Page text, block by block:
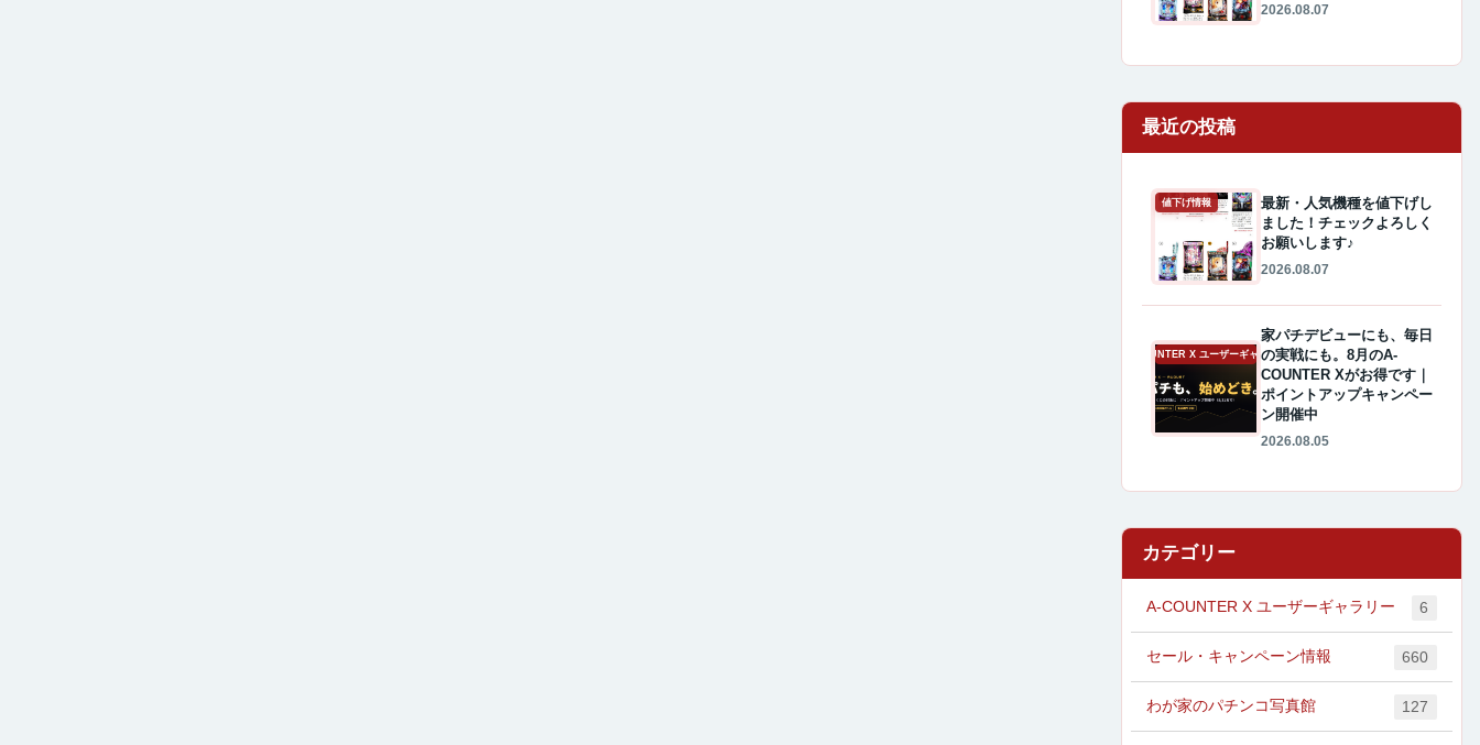
2026.08.07
最近の投稿
値下げ情報
最新・人気機種を値下げし
ました！チェックよろしく
お願いします♪
2026.08.07
A-COUNTER X ユーザーギャラリー
家パチデビューにも、毎日
の実戦にも。8月のA-
COUNTER Xがお得です｜
ポイントアップキャンペー
ン開催中
2026.08.05
カテゴリー
A-COUNTER X ユーザーギャラリー 6
セール・キャンペーン情報 660
わが家のパチンコ写真館 127